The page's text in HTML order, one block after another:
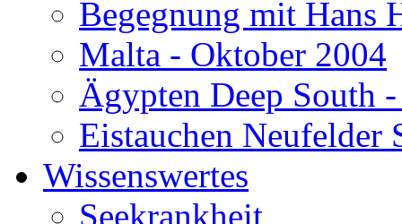
Begegnung mit Hans
Malta - Oktober 2004
Ägypten Deep South
Eistauchen Neufelder
Wissenswertes
Seekrankheit